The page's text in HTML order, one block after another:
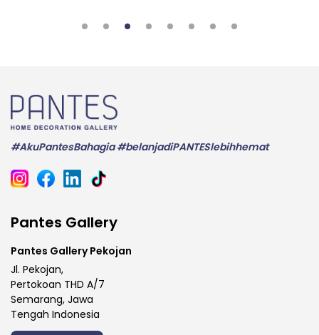
#AkuPantesBahagia #belanjadiPANTESlebihhemat
Pantes Gallery
Pantes Gallery Pekojan
Jl. Pekojan,
Pertokoan THD A/7
Semarang, Jawa
Tengah Indonesia